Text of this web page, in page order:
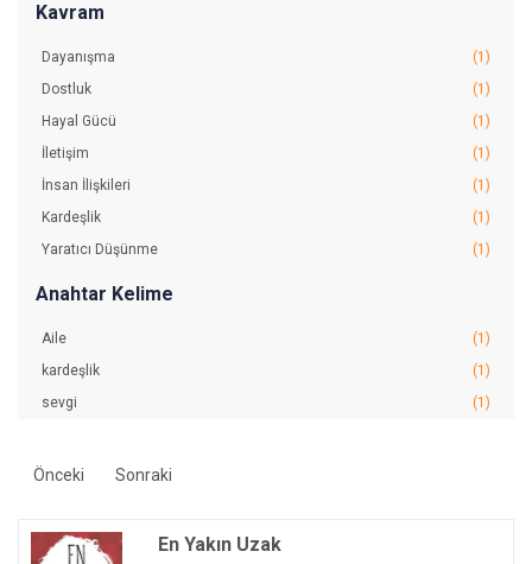
Kavram
Dayanışma
(1)
Dostluk
(1)
Hayal Gücü
(1)
İletişim
(1)
İnsan İlişkileri
(1)
Kardeşlik
(1)
Yaratıcı Düşünme
(1)
Anahtar Kelime
Aile
(1)
kardeşlik
(1)
sevgi
(1)
Önceki Sonraki
En Yakın Uzak